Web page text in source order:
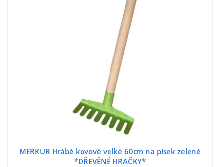
MERKUR Hrábě kovové velké 60cm na písek zelené
*DŘEVĚNÉ HRAČKY*